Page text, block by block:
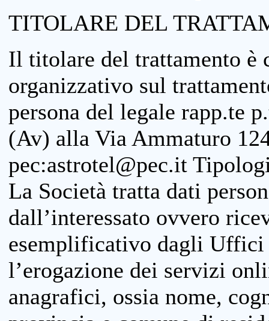
TITOLARE DEL
Il titolare del trattamento è
organizzativo sul
persona del legale rapp.te
(Av) alla Via Ammaturo
pec:astrotel@pec.it
La Società tratta dati
dall’interessato ovvero
esemplificativo dagli
l’erogazione dei servizi
anagrafici, ossia nome,